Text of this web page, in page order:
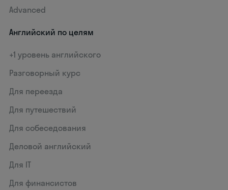
Advanced
Английский по целям
+1 уровень английского
Разговорный курс
Для переезда
Для путешествий
Для собеседования
Деловой английский
Для IT
Для финансистов